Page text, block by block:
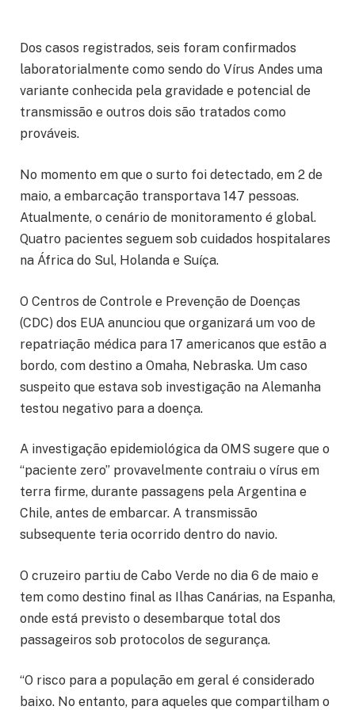
Dos casos registrados, seis foram confirmados
laboratorialmente como sendo do Vírus Andes uma
variante conhecida pela gravidade e potencial de
transmissão e outros dois são tratados como
prováveis.
No momento em que o surto foi detectado, em 2 de
maio, a embarcação transportava 147 pessoas.
Atualmente, o cenário de monitoramento é global.
Quatro pacientes seguem sob cuidados hospitalares
na África do Sul, Holanda e Suíça.
O Centros de Controle e Prevenção de Doenças
(CDC) dos EUA anunciou que organizará um voo de
repatriação médica para 17 americanos que estão a
bordo, com destino a Omaha, Nebraska. Um caso
suspeito que estava sob investigação na Alemanha
testou negativo para a doença.
A investigação epidemiológica da OMS sugere que o
“paciente zero” provavelmente contraiu o vírus em
terra firme, durante passagens pela Argentina e
Chile, antes de embarcar. A transmissão
subsequente teria ocorrido dentro do navio.
O cruzeiro partiu de Cabo Verde no dia 6 de maio e
tem como destino final as Ilhas Canárias, na Espanha,
onde está previsto o desembarque total dos
passageiros sob protocolos de segurança.
“O risco para a população em geral é considerado
baixo. No entanto, para aqueles que compartilham o